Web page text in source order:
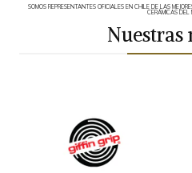
SOMOS REPRESENTANTES OFICIALES EN CHILE DE LAS
CERÁMICAS DEL
Nuestras